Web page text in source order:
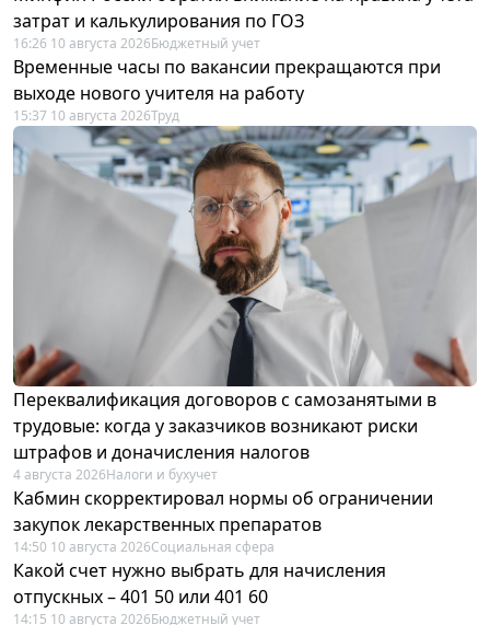
затрат и калькулирования по ГОЗ
16:26 10 августа 2026Бюджетный учет
Временные часы по вакансии прекращаются при
выходе нового учителя на работу
15:37 10 августа 2026Труд
Переквалификация договоров с самозанятыми в
трудовые: когда у заказчиков возникают риски
штрафов и доначисления налогов
4 августа 2026Налоги и бухучет
Кабмин скорректировал нормы об ограничении
закупок лекарственных препаратов
14:50 10 августа 2026Социальная сфера
Какой счет нужно выбрать для начисления
отпускных – 401 50 или 401 60
14:15 10 августа 2026Бюджетный учет